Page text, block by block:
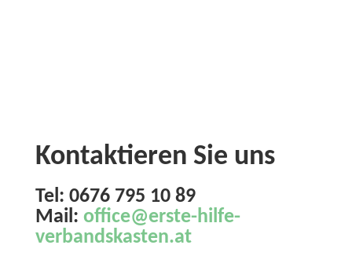
Kontaktieren Sie uns
Tel: 0676 795 10 89
Mail: office@erste-hilfe-
verbandskasten.at